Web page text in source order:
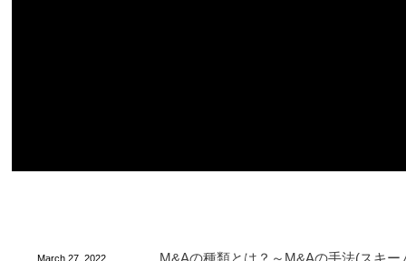
March 27, 2022 M&Aの種類とは？～M&Aの手法(スキー